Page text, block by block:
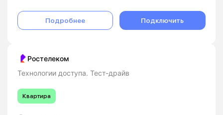
Подробнее Подключить
Ростелеком
Технологии доступа. Тест-драйв
Квартира